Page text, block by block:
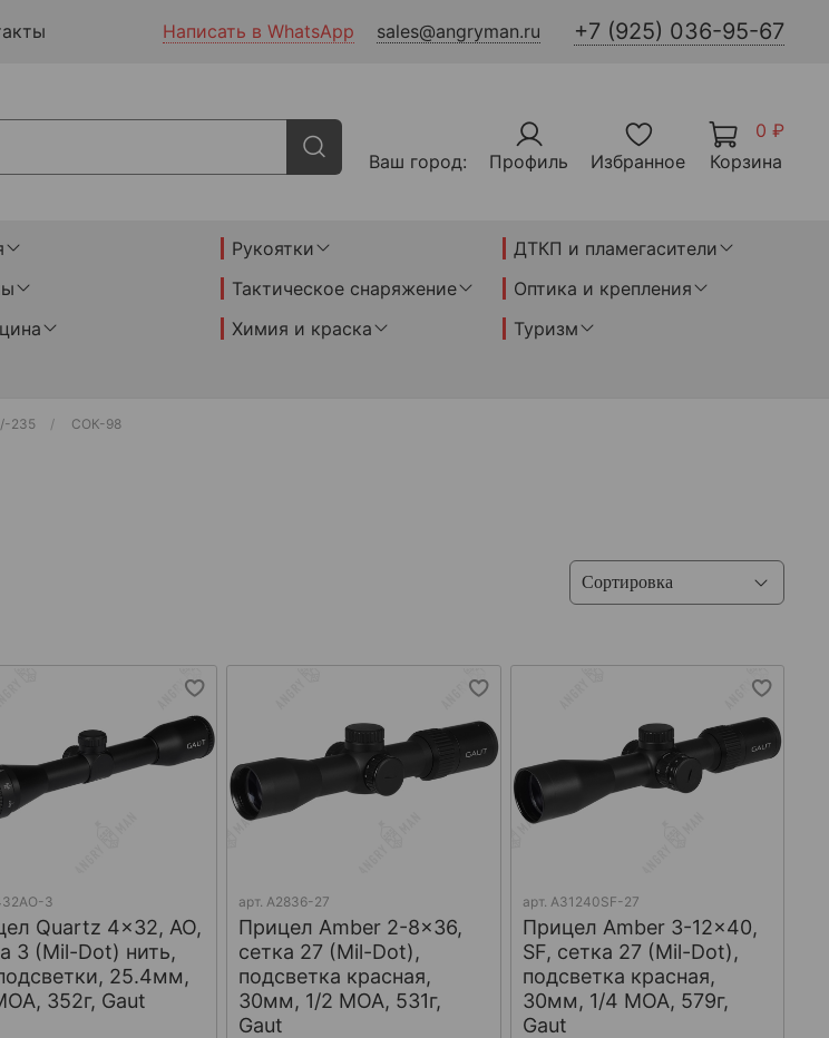
Написать в WhatsApp sales@angryman.ru +7 (925) 036-95-67
Ваш город: Профиль Избранное
0 ₽
Корзина
Рукоятки
ДТКП и пламегасители
Тактическое снаряжение
Оптика и крепления
Химия и краска
Туризм
235 СОК-98
3
Quartz 4x32, AO,
3 (Mil-Dot) нить,
25.4мм,
352г, Gaut
арт.A2836-27
Прицел Amber 2-8x36,
сетка 27 (Mil-Dot),
подсветка красная,
30мм, 1/2 МОА, 531г,
Gaut
арт. A31240SF-27
Прицел Amber 3-12x40,
SF, сетка 27 (Mil-Dot),
подсветка красная,
30мм, 1/4 МОА, 579г,
Gaut